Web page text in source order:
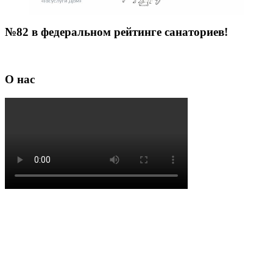
№82 в федеральном рейтинге санаториев!
О нас